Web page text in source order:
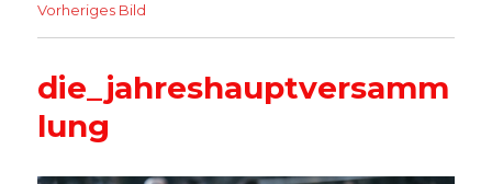
Vorheriges Bild
die_jahreshauptversamm
lung